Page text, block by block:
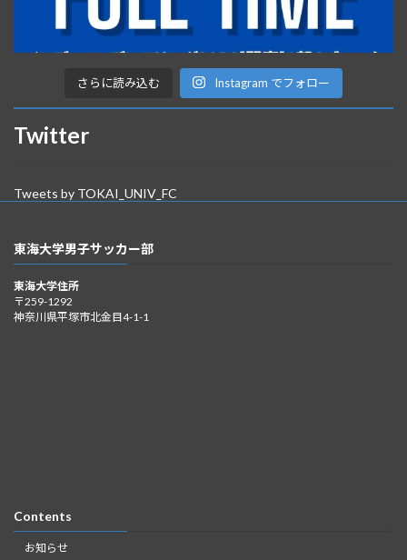
さらに読み込む Instagram でフォロー
Twitter
Tweets by TOKAI_UNIV_FC
東海大学男子サッカー部
東海大学住所
〒259-1292
神奈川県平塚市北金目4-1-1
Contents
お知らせ